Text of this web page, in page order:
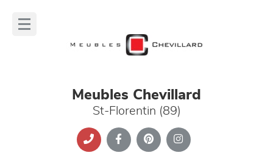
Meubles Chevillard
St-Florentin (89)